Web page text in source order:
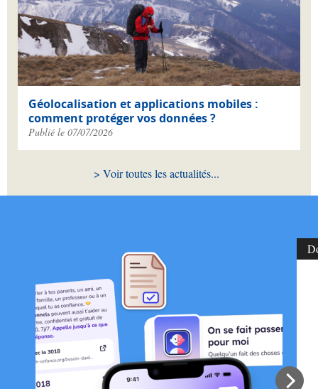
Géolocalisation et applications mobiles :
comment protéger vos données ?
Publié le 07/07/2026
Voir toutes les actualités